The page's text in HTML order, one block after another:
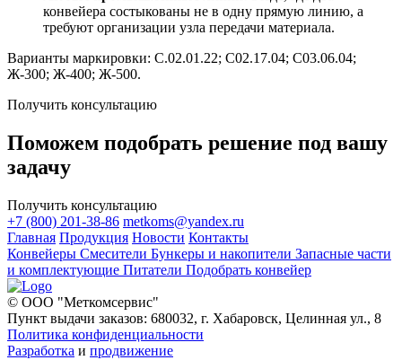
конвейера состыкованы не в одну прямую линию, а
требуют организации узла передачи материала.
Варианты маркировки: С.02.01.22; С02.17.04; С03.06.04;
Ж-300; Ж-400; Ж-500.
Получить консультацию
Поможем подобрать решение под вашу
задачу
Получить консультацию
+7 (800) 201-38-86 metkoms@yandex.ru
Главная Продукция Новости Контакты
Конвейеры Смесители Бункеры и накопители Запасные части
и комплектующие Питатели Подобрать конвейер
© ООО "Меткомсервис"
Пункт выдачи заказов: 680032, г. Хабаровск, Целинная ул., 8
Политика конфиденциальности
Разработка и продвижение